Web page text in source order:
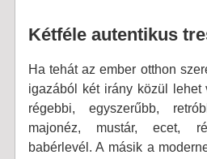
Kétféle autentikus
Ha tehát az ember otthon
igazából két irány közül lehet
régebbi, egyszerűbb,
majonéz, mustár, ecet,
babérlevél. A másik a